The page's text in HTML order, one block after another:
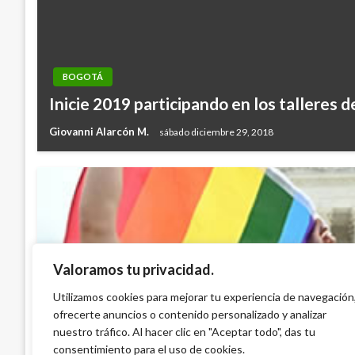
Valoramos tu privacidad.
Utilizamos cookies para mejorar tu experiencia de navegación,
ofrecerte anuncios o contenido personalizado y analizar
nuestro tráfico. Al hacer clic en "Aceptar todo", das tu
consentimiento para el uso de cookies.
BOGOTÁ
Inicie 2019 participando en los talleres
Giovanni Alarcón M. sábado diciembre 29, 2018
BOGOTÁ
Bogotá se viste de colores para
LGBTIQ+
Giovanni Alarcón M. jueves junio 13, 2024